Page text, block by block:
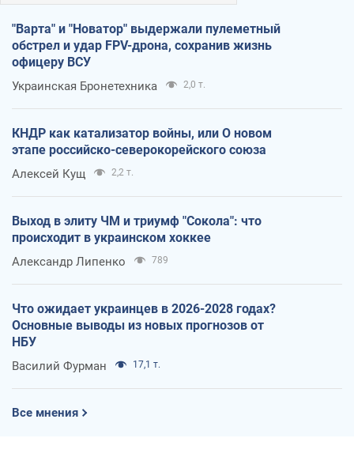
"Варта" и "Новатор" выдержали пулеметный
обстрел и удар FPV-дрона, сохранив жизнь
офицеру ВСУ
Украинская Бронетехника 2,0 т.
КНДР как катализатор войны, или О новом
этапе российско-северокорейского союза
Алексей Кущ 2,2 т.
Выход в элиту ЧМ и триумф "Сокола": что
происходит в украинском хоккее
Александр Липенко 789
Что ожидает украинцев в 2026-2028 годах?
Основные выводы из новых прогнозов от
НБУ
Василий Фурман 17,1 т.
Все мнения